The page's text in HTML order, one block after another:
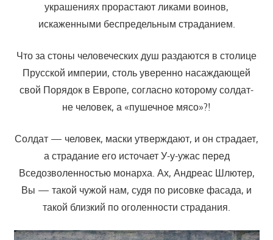
украшениях прорастают ликами воинов,
искаженными беспредельным страданием.
Что за стоны человеческих душ раздаются в столице
Прусской империи, столь уверенно насаждающей
свой Порядок в Европе, согласно которому солдат-
не человек, а «пушечное мясо»?!
Солдат — человек, маски утверждают, и он страдает,
а страдание его источает У-у-ужас перед
Вседозволенностью монарха. Ах, Андреас Шлютер,
Вы — такой чужой нам, судя по рисовке фасада, и
такой близкий по оголенности страдания.